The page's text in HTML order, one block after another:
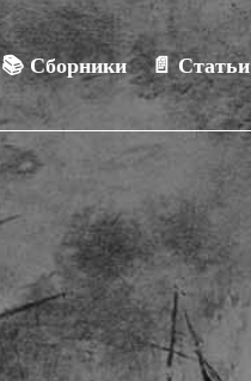
📚Сборники 📄Статьи